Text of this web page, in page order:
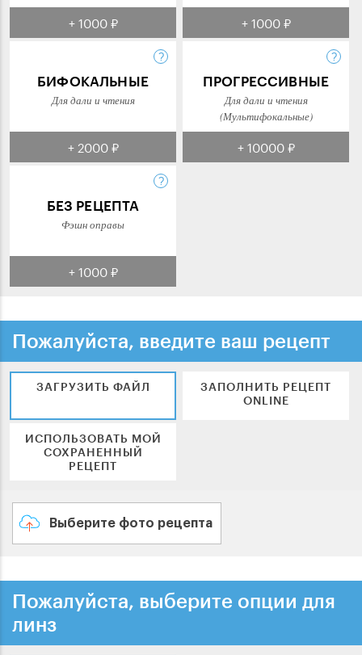
+ 1000 ₽ + 1000 ₽
БИФОКАЛЬНЫЕ
Для дали и чтения
+ 2000 ₽
ПРОГРЕССИВНЫЕ
Для дали и чтения
(Мультифокальные)
+ 10000 ₽
БЕЗ РЕЦЕПТА
Фэшн оправы
+ 1000 ₽
Пожалуйста, введите ваш рецепт
ЗАГРУЗИТЬ ФАЙЛ
ЗАПОЛНИТЬ РЕЦЕПТ
ONLINE
ИСПОЛЬЗОВАТЬ МОЙ
СОХРАНЕННЫЙ
РЕЦЕПТ
Выберите фото рецепта
Пожалуйста, выберите опции для
линз